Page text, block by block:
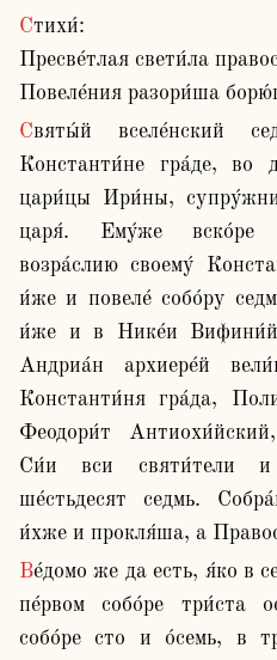
Стихи́:
Пресве́тлая свети́ла
Повеле́ния разори́ша
Святы́й вселе́нский седмы́й собо́р бысть в
Константи́не гра́де, во
цари́цы Ири́ны,
царя́. Ему́же вско́ре
возра́слию своему́
и́же и повеле́ собо́ру
и́же и в Нике́и
Андриа́н архиере́й
Константи́ня гра́да,
Феодори́т
Си́и вси святи́тели
ше́стьдесят седмь.
и́хже и прокля́ша, а
Ве́домо же да есть, я́ко в седми́х собо́рех суть си́и: в
пе́рвом собо́ре три́ста
собо́ре сто и о́семь, в